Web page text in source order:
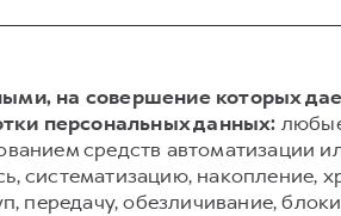
на совершение которых
персональных данных:
средств автоматизации
систематизацию, накопление,
передачу, обезличивание,